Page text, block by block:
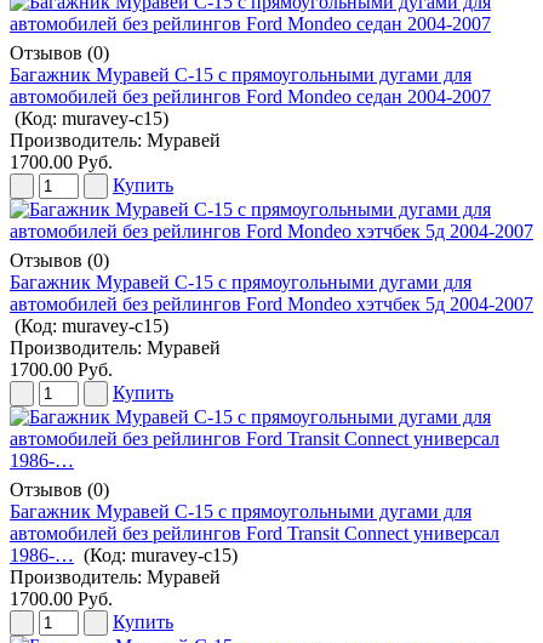
Отзывов (0)
Багажник Муравей С-15 с прямоугольными дугами для
автомобилей без рейлингов Ford Mondeo седан 2004-2007
(Код: muravey-c15)
Производитель: Муравей
1700.00 Руб.
Купить
Отзывов (0)
Багажник Муравей С-15 с прямоугольными дугами для
автомобилей без рейлингов Ford Mondeo хэтчбек 5д 2004-2007
(Код: muravey-c15)
Производитель: Муравей
1700.00 Руб.
Купить
Отзывов (0)
Багажник Муравей С-15 с прямоугольными дугами для
автомобилей без рейлингов Ford Transit Connect универсал
1986-… (Код: muravey-c15)
Производитель: Муравей
1700.00 Руб.
Купить